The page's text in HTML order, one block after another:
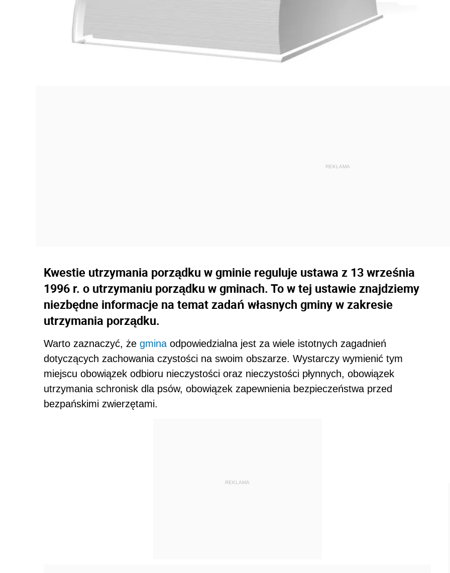
Kwestie utrzymania porządku w gminie reguluje ustawa z 13 września
1996 r. o utrzymaniu porządku w gminach. To w tej ustawie znajdziemy
niezbędne informacje na temat zadań własnych gminy w zakresie
utrzymania porządku.
Warto zaznaczyć, że gmina odpowiedzialna jest za wiele istotnych zagadnień
dotyczących zachowania czystości na swoim obszarze. Wystarczy wymienić tym
miejscu obowiązek odbioru nieczystości oraz nieczystości płynnych, obowiązek
utrzymania schronisk dla psów, obowiązek zapewnienia bezpieczeństwa przed
bezpańskimi zwierzętami.
REKLAMA